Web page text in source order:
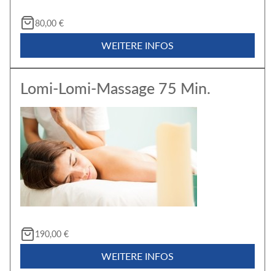
80,00 €
WEITERE INFOS
Lomi-Lomi-Massage 75 Min.
190,00 €
WEITERE INFOS